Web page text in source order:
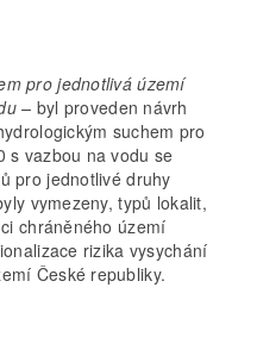
pro jednotlivá území
– byl proveden návrh
suchem pro
s vazbou na vodu se
pro jednotlivé druhy
vymezeny, typů lokalit,
chráněného území
rizika vysychání
České republiky.